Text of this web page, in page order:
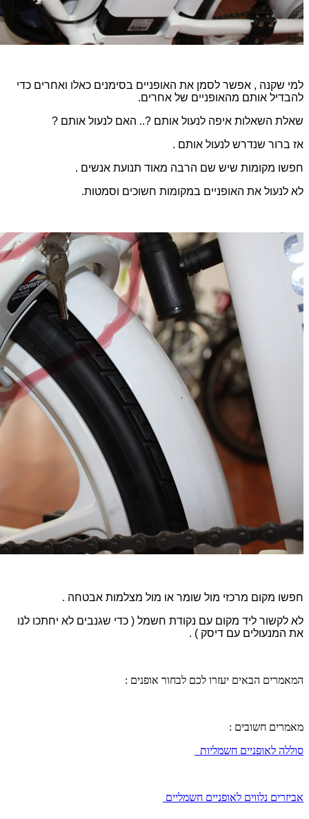
למי שקנה , אפשר לסמן את האופניים בסימנים כאלו ואחרים כדי
להבדיל אותם מהאופניים של אחרים.
שאלת השאלות איפה לנעול אותם ?.. האם לנעול אותם ?
אז ברור שנדרש לנעול אותם .
חפשו מקומות שיש שם הרבה מאוד תנועת אנשים .
לא לנעול את האופניים במקומות חשוכים וסמטות.
חפשו מקום מרכזי מול שומר או מול מצלמות אבטחה .
לא לקשור ליד מקום עם נקודת חשמל ( כדי שגנבים לא יחתכו לנו
את המנעולים עם דיסק ) .
המאמרים הבאים יעזרו לכם לבחור אופנים :
מאמרים חשובים :
סוללה לאופניים חשמליות
אביזרים נלווים לאופניים חשמליים